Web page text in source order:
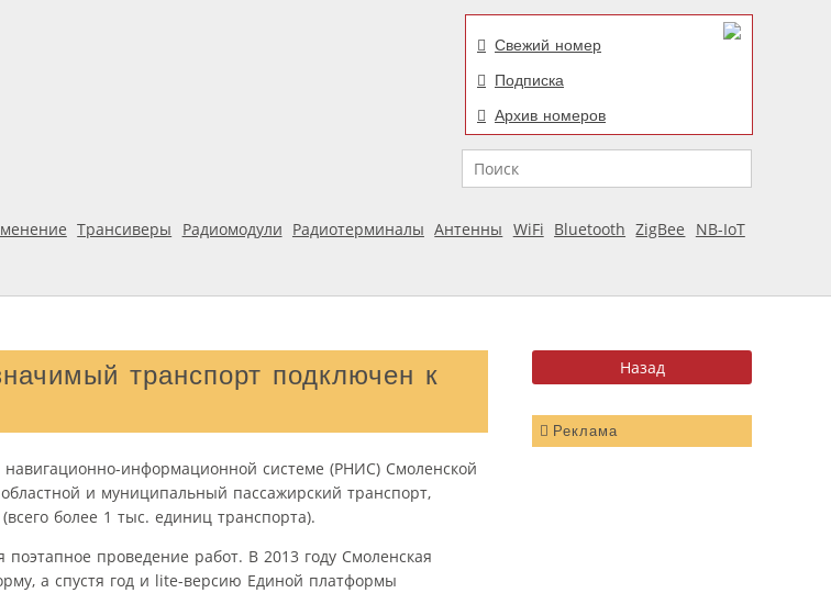
Свежий номер
Подписка
Архив номеров
Поиск
Трансиверы Радиомодули Радиотерминалы Антенны WiFi Bluetooth ZigBee
NB-IoT
Реклама
транспорт подключен к
информационной системе (РНИС) Смоленской
и муниципальный пассажирский транспорт,
более 1 тыс. единиц транспорта).
проведение работ. В 2013 году Смоленская
а спустя год и lite-версию Единой платформы